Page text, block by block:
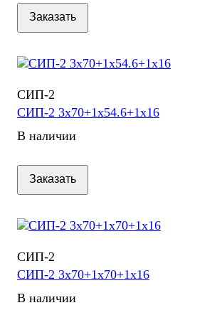
Заказать
СИП-2
СИП-2 3х70+1х54.6+1х16
В наличии
Заказать
СИП-2
СИП-2 3х70+1х70+1х16
В наличии